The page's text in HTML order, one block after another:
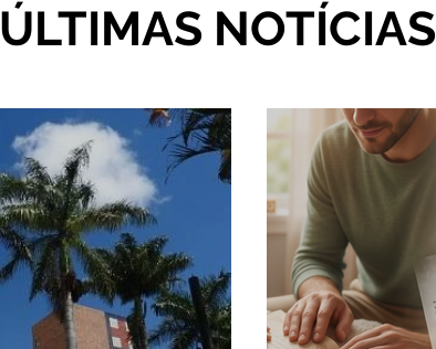
ÚLTIMAS NOTÍCIAS